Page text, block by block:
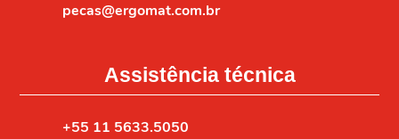
pecas@ergomat.com.br
Assistência técnica
+55 11 5633.5050